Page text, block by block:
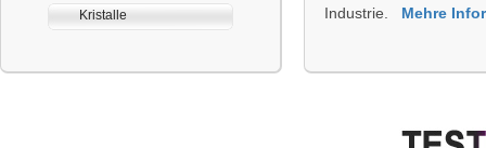
Kristalle
Industrie.
Mehre